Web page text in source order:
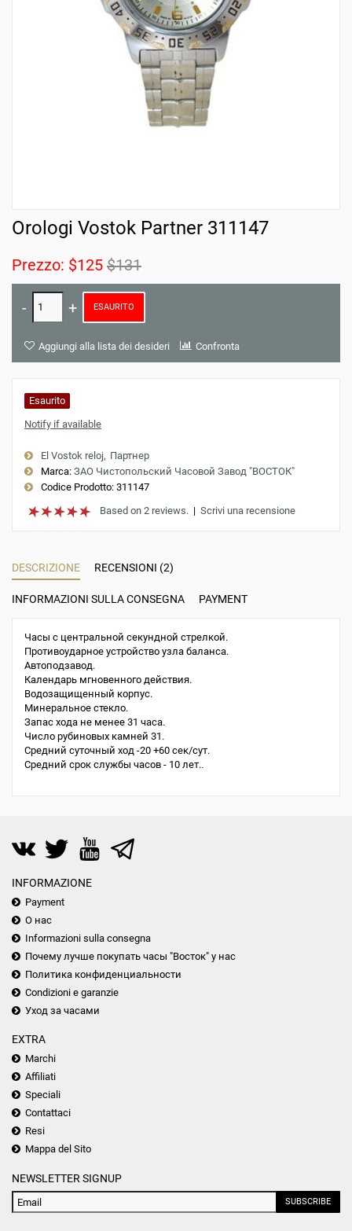
Orologi Vostok Partner 311147
Prezzo: $125 $131
ESAURITO
Aggiungi alla lista dei desideri Confronta
Esaurito
Notify if available
El Vostok reloj
Партнер
Marca: ЗАО Чистопольский Часовой Завод "ВОСТОК"
Codice Prodotto: 311147
Based on 2 reviews. | Scrivi una recensione
DESCRIZIONE RECENSIONI (2)
INFORMAZIONI SULLA CONSEGNA PAYMENT
Часы с центральной секундной стрелкой.
Противоударное устройство узла баланса.
Автоподзавод.
Календарь мгновенного действия.
Водозащищенный корпус.
Минеральное стекло.
Запас хода не менее 31 часа.
Число рубиновых камней 31.
Средний суточный ход -20 +60 сек/сут.
Средний срок службы часов - 10 лет..
INFORMAZIONE
Payment
О нас
Informazioni sulla consegna
Почему лучше покупать часы "Восток" у нас
Политика конфиденциальности
Condizioni e garanzie
Уход за часами
EXTRA
Marchi
Affiliati
Speciali
Contattaci
Resi
Mappa del Sito
NEWSLETTER SIGNUP
SUBSCRIBE